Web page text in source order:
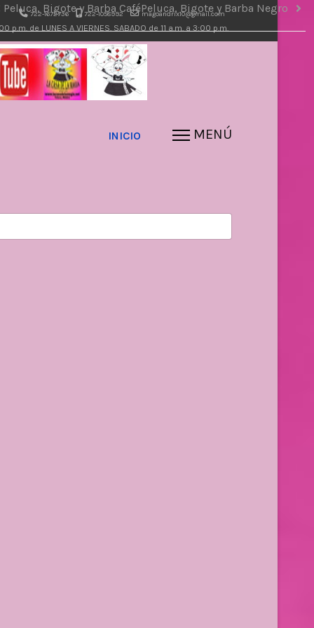
722-1672736 722-1058992 magoandrix10@gmail.com
de LUNES A VIERNES. SABADO de 11 a.m. a 3:00 p.m.
INICIO
Peluca, Bigote y Barba CaféPeluca, Bigote y Barba Negro